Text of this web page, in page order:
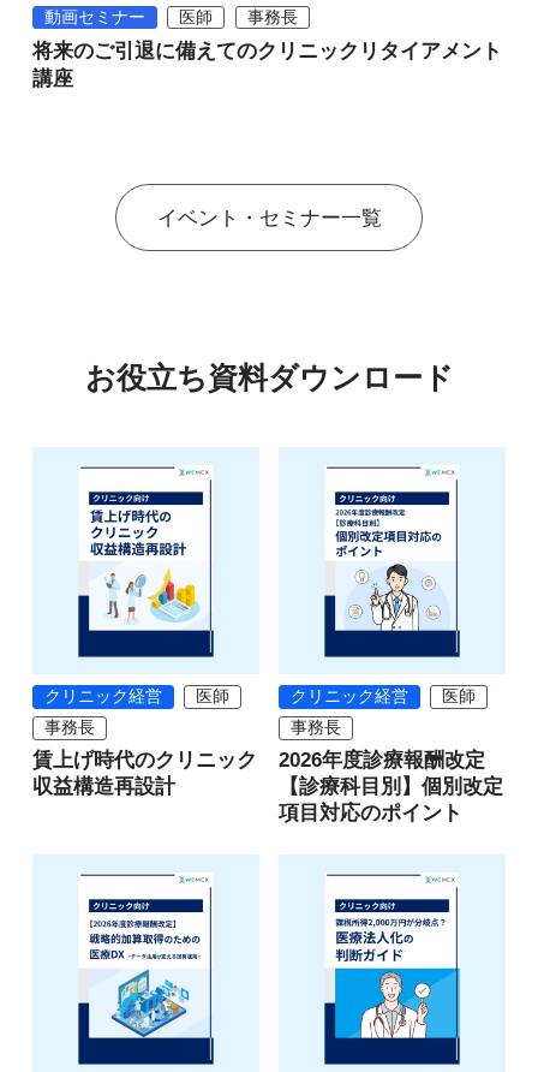
動画セミナー 医師 事務長
将来のご引退に備えてのクリニックリタイアメント
講座
イベント・セミナー一覧
お役立ち資料ダウンロード
クリニック経営
医師
事務長
賃上げ時代のクリニック
収益構造再設計
クリニック経営
医師
事務長
2026年度診療報酬改定
【診療科目別】個別改定
項目対応のポイント